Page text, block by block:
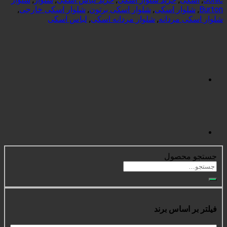
,شلوار اسکی برتون,شلوار اسکی خارجی,
,شلوار مردانه اسکی,لباس اسکی
برند